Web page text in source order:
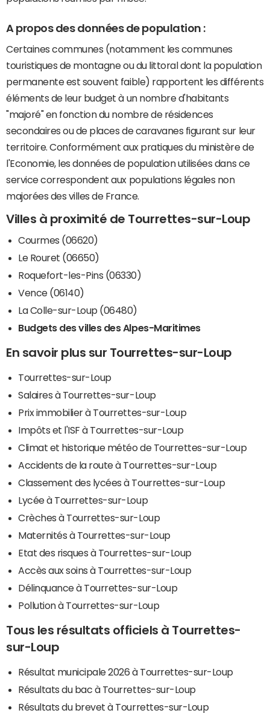
A propos des données de population :
Certaines communes (notamment les communes
touristiques de montagne ou du littoral dont la population
permanente est souvent faible) rapportent les différents
éléments de leur budget à un nombre d'habitants
"majoré" en fonction du nombre de résidences
secondaires ou de places de caravanes figurant sur leur
territoire. Conformément aux pratiques du ministère de
l'Economie, les données de population utilisées dans ce
service correspondent aux populations légales non
majorées des villes de France.
Villes à proximité de Tourrettes-sur-Loup
Courmes (06620)
Le Rouret (06650)
Roquefort-les-Pins (06330)
Vence (06140)
La Colle-sur-Loup (06480)
Budgets des villes des Alpes-Maritimes
En savoir plus sur Tourrettes-sur-Loup
Tourrettes-sur-Loup
Salaires à Tourrettes-sur-Loup
Prix immobilier à Tourrettes-sur-Loup
Impôts et l'ISF à Tourrettes-sur-Loup
Climat et historique météo de Tourrettes-sur-Loup
Accidents de la route à Tourrettes-sur-Loup
Classement des lycées à Tourrettes-sur-Loup
Lycée à Tourrettes-sur-Loup
Crèches à Tourrettes-sur-Loup
Maternités à Tourrettes-sur-Loup
Etat des risques à Tourrettes-sur-Loup
Accès aux soins à Tourrettes-sur-Loup
Délinquance à Tourrettes-sur-Loup
Pollution à Tourrettes-sur-Loup
Tous les résultats officiels à Tourrettes-
sur-Loup
Résultat municipale 2026 à Tourrettes-sur-Loup
Résultats du bac à Tourrettes-sur-Loup
Résultats du brevet à Tourrettes-sur-Loup